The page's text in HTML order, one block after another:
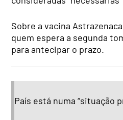
Sobre a vacina
quem espera a segunda
para antecipar o prazo.
País está numa “situação